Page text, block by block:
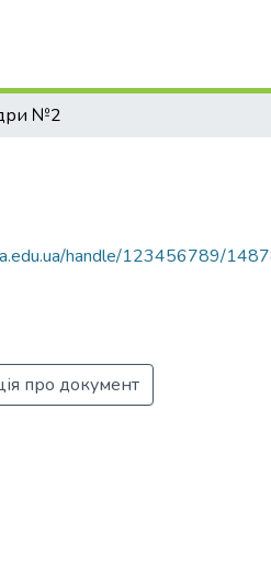
№2
handle/123456789/
про документ